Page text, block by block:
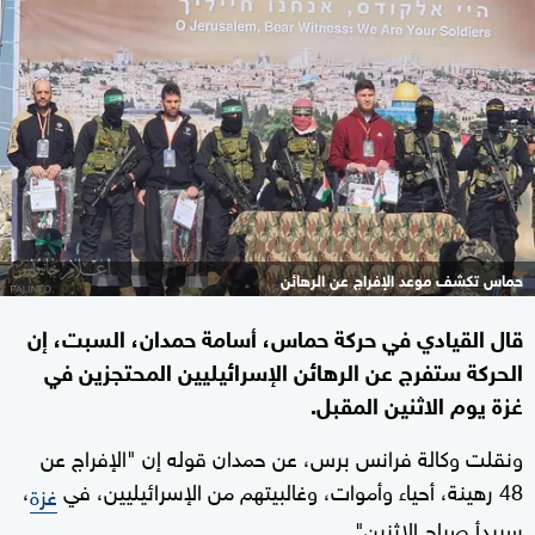
حماس تكشف موعد الإفراج عن الرهائن
قال القيادي في حركة حماس، أسامة حمدان، السبت، إن
الحركة ستفرج عن الرهائن الإسرائيليين المحتجزين في
غزة يوم الاثنين المقبل.
ونقلت وكالة فرانس برس، عن حمدان قوله إن "الإفراج عن
48 رهينة، أحياء وأموات، وغالبيتهم من الإسرائيليين، في
غزة،
سيبدأ صباح الاثنين".